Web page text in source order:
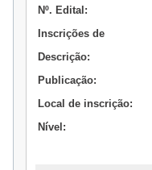
Nº. Edital:
Inscrições de
Descrição:
Publicação:
Local de inscrição:
Nível: